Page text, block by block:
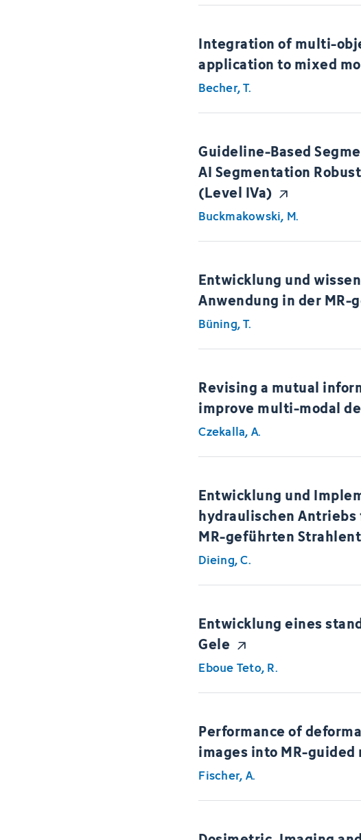
Integration of multi-
application to mixed
Becher, T.
Guideline-Based
AI Segmentation
(Level IVa)
Buckmakowski, M.
Entwicklung und
Anwendung in der
Büning, T.
Revising a mutual
improve multi-modal
Czekalla, A.
Entwicklung und
hydraulischen
MR-geführten
Dieing, C.
Entwicklung eines
Gele
Eboue Teto, R.
Performance of
images into MR-
Fischer, A.